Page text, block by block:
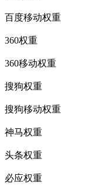
百度移动权重
360权重
360移动权重
搜狗权重
搜狗移动权重
神马权重
头条权重
必应权重